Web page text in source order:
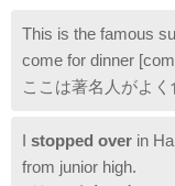
This is the famous
come for dinner
ここは著名人がよく
I stopped over in
from junior high.